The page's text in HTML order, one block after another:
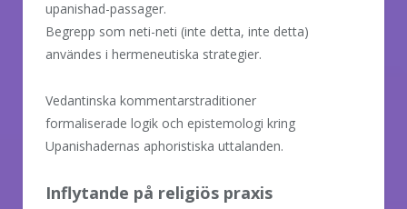
upanishad-passager.
Begrepp som neti-neti (inte detta, inte detta)
användes i hermeneutiska strategier.
Vedantinska kommentarstraditioner
formaliserade logik och epistemologi kring
Upanishadernas aphoristiska uttalanden.
Inflytande på religiös praxis